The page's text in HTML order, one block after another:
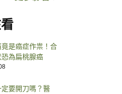
是癌症作祟！合
為扁桃腺癌
要開刀嗎？醫